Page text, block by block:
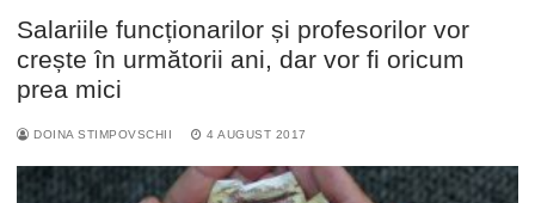
Caută
după:
Salariile funcționarilor și profesorilor vor
crește în următorii ani, dar vor fi oricum
prea mici
DOINA STIMPOVSCHII 4 AUGUST 2017